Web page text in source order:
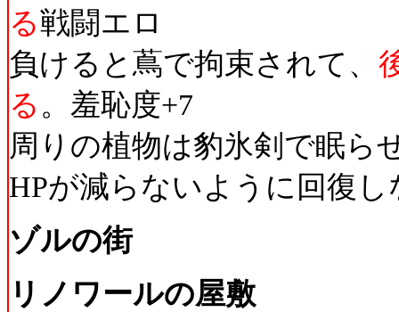
る戦闘エロ
負けると蔦で拘束されて、
る 。羞恥度+7
周りの植物は豹氷剣で眠ら
HPが減らないように回復
ゾルの街
リノワールの屋敷